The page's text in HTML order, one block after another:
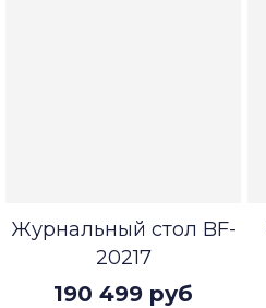
Журнальный стол BF-
20217
190 499 руб